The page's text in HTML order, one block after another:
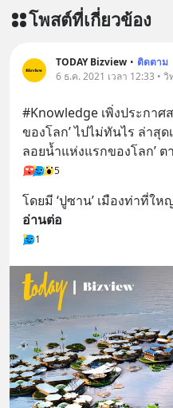
โพสต์ที่เกี่ยวข้อง
TODAY Bizview • ติดตาม
6 ธ.ค. 2021 เวลา 12:33 •
#Knowledge เพิ่งประกาศ
ของโลก’ ไปไม่ทันไร ล่าสุด
ลอยน้ำแห่งแรกของโลก’
5
โดยมี ‘ปูซาน’ เมืองท่าที่ใ
อ่านต่อ
1